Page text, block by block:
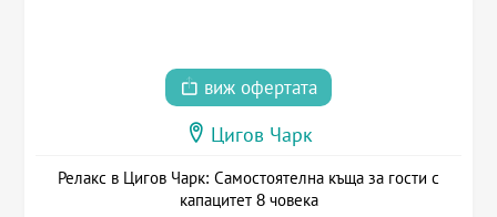
виж офертата
Цигов Чарк
Релакс в Цигов Чарк: Самостоятелна къща за гости с
капацитет 8 човека